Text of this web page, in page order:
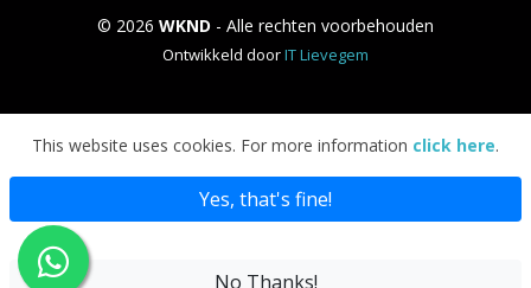
© 2026 WKND - Alle rechten voorbehouden
Ontwikkeld doorIT Lievegem
This website uses cookies. For more information click here.
Yes, that's fine!
No Thanks!